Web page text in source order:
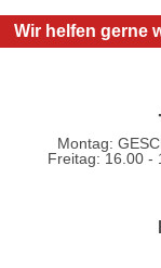
Wir helfen gerne
Montag:
Freitag: 16.00 -